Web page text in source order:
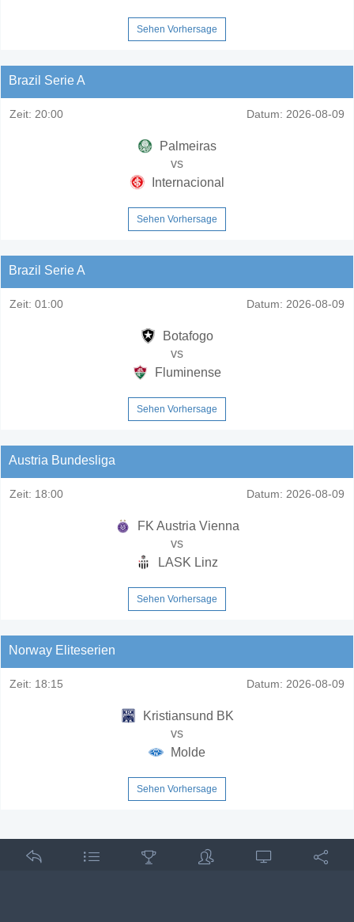
Sehen Vorhersage
Brazil Serie A
Zeit: 20:00 Datum: 2026-08-09
Palmeiras
vs
Internacional
Sehen Vorhersage
Brazil Serie A
Zeit: 01:00 Datum: 2026-08-09
Botafogo
vs
Fluminense
Sehen Vorhersage
Austria Bundesliga
Zeit: 18:00 Datum: 2026-08-09
FK Austria Vienna
vs
LASK Linz
Sehen Vorhersage
Norway Eliteserien
Zeit: 18:15 Datum: 2026-08-09
Kristiansund BK
vs
Molde
Sehen Vorhersage